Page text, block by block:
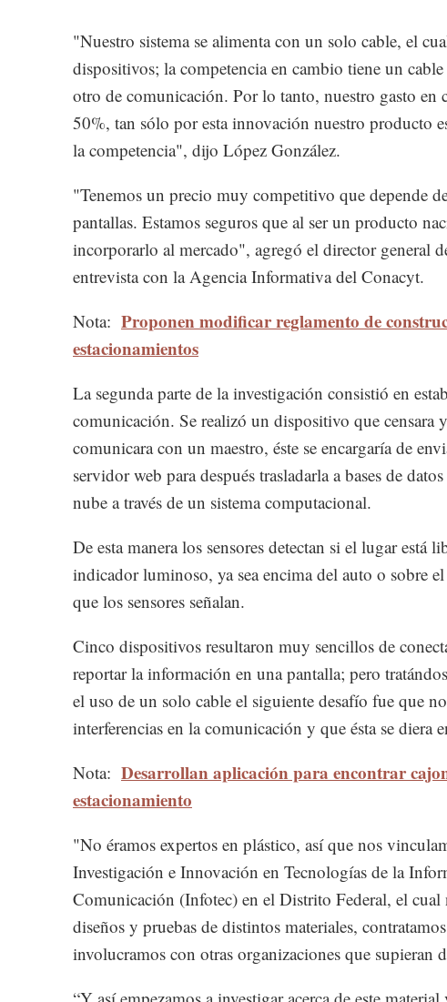
"Nuestro sistema se alimenta con un solo cable, el
dispositivos; la competencia en cambio tiene un
otro de comunicación. Por lo tanto, nuestro gasto en
50%, tan sólo por esta innovación nuestro producto
la competencia", dijo López González.
"Tenemos un precio muy competitivo que depende
pantallas. Estamos seguros que al ser un producto
incorporarlo al mercado", agregó el director general
entrevista con la Agencia Informativa del Conacyt.
Nota: Proponen modificar reglamento de
estacionamientos
La segunda parte de la investigación consistió en
comunicación. Se realizó un dispositivo que censara
comunicara con un maestro, éste se encargaría de
servidor web para después trasladarla a bases de
nube a través de un sistema computacional.
De esta manera los sensores detectan si el lugar está
indicador luminoso, ya sea encima del auto o sobre
que los sensores señalan.
Cinco dispositivos resultaron muy sencillos de
reportar la información en una pantalla; pero
el uso de un solo cable el siguiente desafío fue que
interferencias en la comunicación y que ésta se diera
Nota: Desarrollan aplicación para encontrar
estacionamiento
"No éramos expertos en plástico, así que nos
Investigación e Innovación en Tecnologías de la
Comunicación (Infotec) en el Distrito Federal, el cual
diseños y pruebas de distintos materiales,
involucramos con otras organizaciones que supieran